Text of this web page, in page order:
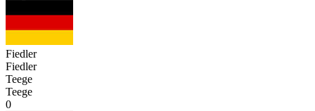
Fiedler
Fiedler
Teege
Teege
0